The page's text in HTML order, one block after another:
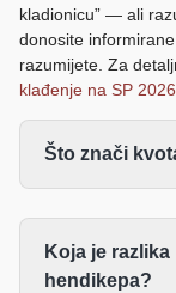
kladionicu” — ali
donosite
razumijete. Za
klađenje na SP 2026
Što znači
Koja je
hendikepa?